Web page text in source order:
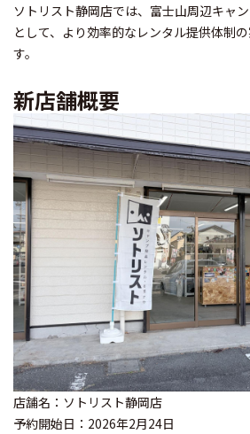
ソトリスト静岡店では、富士山周辺キャ
として、より効率的なレンタル提供体制
す。
新店舗概要
店舗名：ソトリスト静岡店
予約開始日：2026年2月24日